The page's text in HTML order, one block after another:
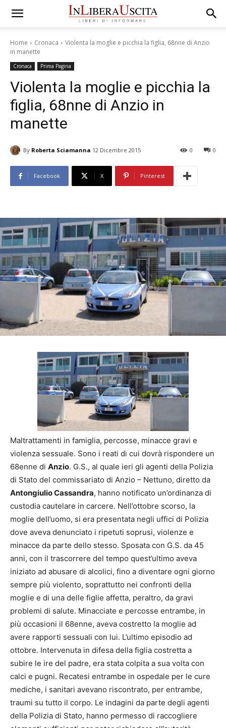
Home Cronaca
Violenta la moglie e picchia la figlia, 68nne di Anzio
in manette
Cronaca Prima Pagina
Violenta la moglie e picchia la
figlia, 68nne di Anzio in
manette
By Roberta Sciamanna 12 Dicembre 2015 0
0
Facebook X Pinterest
Maltrattamenti in famiglia, percosse, minacce gravi e
violenza sessuale. Sono i reati di cui dovrà rispondere un
68enne di Anzio. G.S., al quale ieri gli agenti della Polizia
di Stato del commissariato di Anzio – Nettuno, diretto da
Antongiulio Cassandra, hanno notificato un’ordinanza di
custodia cautelare in carcere. Nell’ottobre scorso, la
moglie dell’uomo, si era presentata negli uffici di Polizia
dove aveva denunciato i ripetuti soprusi, violenze e
minacce da parte dello stesso. Sposata con G.S. da 45
anni, con il trascorrere del tempo quest’ultimo aveva
iniziato ad abusare di alcolici, fino a diventare ogni giorno
sempre più violento, soprattutto nei confronti della
moglie e di una delle figlie affetta, peraltro, da gravi
problemi di salute. Minacciate e percosse entrambe, in
più occasioni il 68enne, aveva costretto la moglie ad
avere rapporti sessuali con lui. L’ultimo episodio ad
ottobre. Intervenuta in difesa della figlia costretta a
subire le ire del padre, era stata colpita a sua volta con
calci e pugni. Recatesi entrambe in ospedale per le cure
mediche, i sanitari avevano riscontrato, per entrambe,
traumi su tutto il corpo. Le indagini da parte degli agenti
della Polizia di Stato, hanno permesso di raccogliere